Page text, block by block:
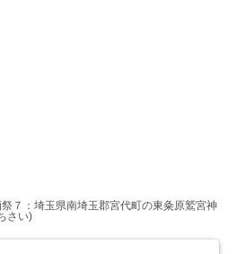
７：埼玉県南埼玉郡宮代町の東粂原鷲宮神
さい)